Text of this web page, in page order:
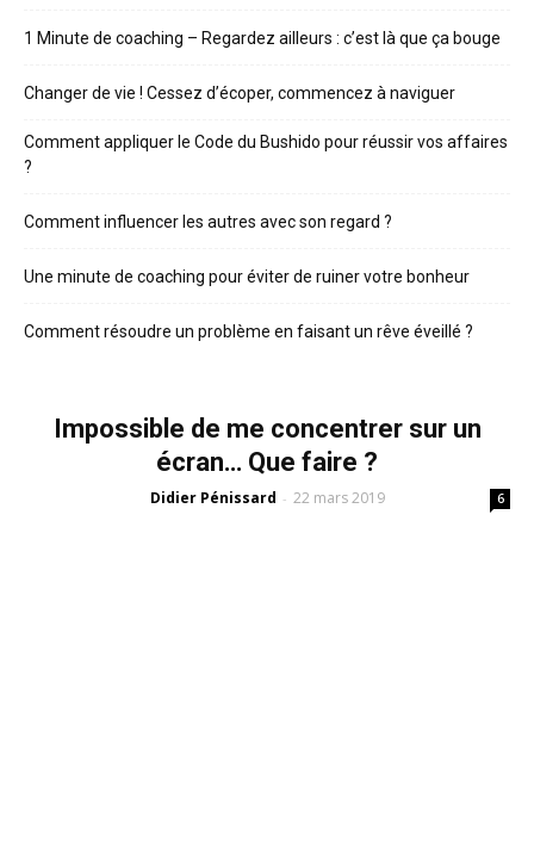
1 Minute de coaching – Regardez ailleurs : c’est là que ça bouge
Changer de vie ! Cessez d’écoper, commencez à naviguer
Comment appliquer le Code du Bushido pour réussir vos affaires
?
Comment influencer les autres avec son regard ?
Une minute de coaching pour éviter de ruiner votre bonheur
Comment résoudre un problème en faisant un rêve éveillé ?
Impossible de me concentrer sur un
écran… Que faire ?
Didier Pénissard - 22 mars 2019 6